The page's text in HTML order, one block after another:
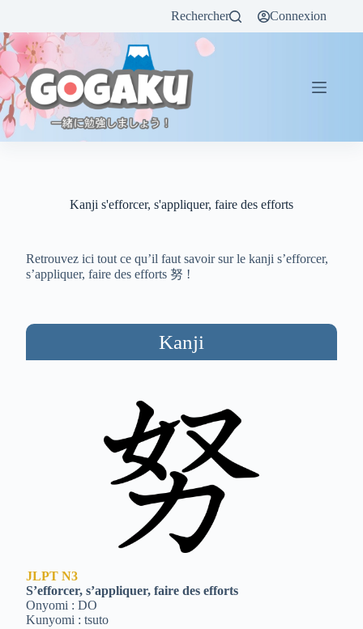
Rechercher Connexion
Kanji s'efforcer, s'appliquer, faire des efforts
Retrouvez ici tout ce qu’il faut savoir sur le kanji s’efforcer,
s’appliquer, faire des efforts 努 !
Kanji
JLPT N3
S’efforcer, s’appliquer, faire des efforts
Onyomi : DO
Kunyomi : tsuto